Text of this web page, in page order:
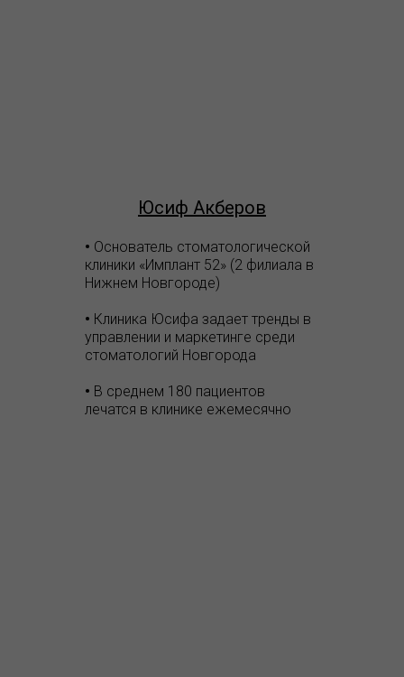
Юсиф Акберов
• Основатель стоматологической
клиники «Имплант 52» (2 филиала в
Нижнем Новгороде)
• Клиника Юсифа задает тренды в
управлении и маркетинге среди
стоматологий Новгорода
• В среднем 180 пациентов
лечатся в клинике ежемесячно